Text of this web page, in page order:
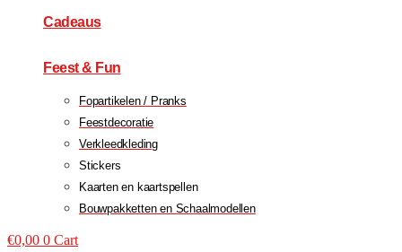
Cadeaus
Feest & Fun
Fopartikelen / Pranks
Feestdecoratie
Verkleedkleding
Stickers
Kaarten en kaartspellen
Bouwpakketten en Schaalmodellen
€0,00 0 Cart